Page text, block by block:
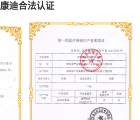
康迪合法认证